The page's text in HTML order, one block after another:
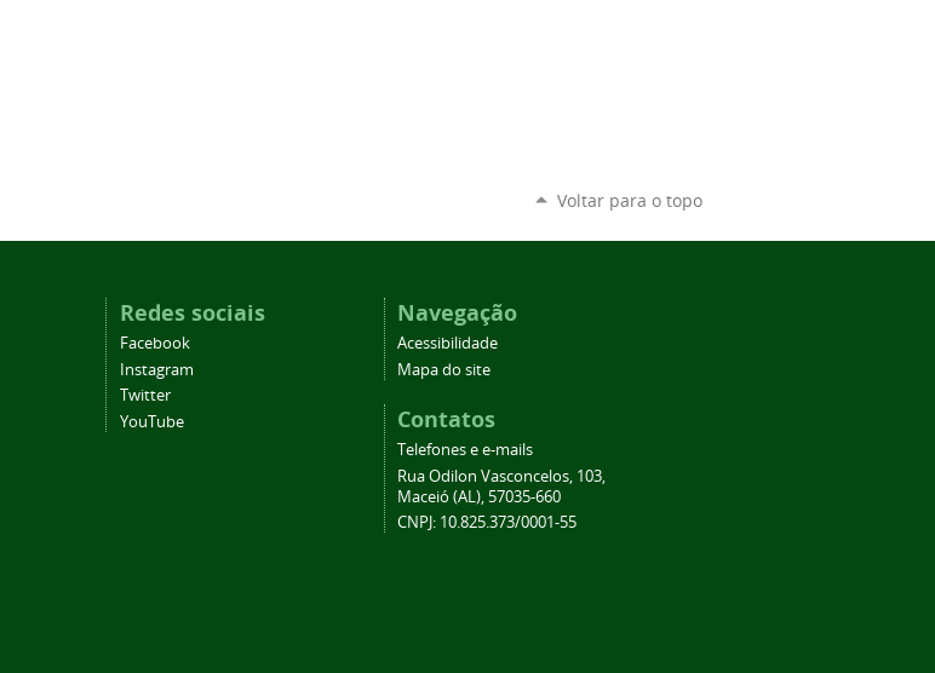
Voltar para o topo
Redes sociais
Facebook
Instagram
Twitter
YouTube
Navegação
Acessibilidade
Mapa do site
Contatos
Telefones e e-mails
Rua Odilon Vasconcelos, 103,
Maceió (AL), 57035-660
CNPJ: 10.825.373/0001-55